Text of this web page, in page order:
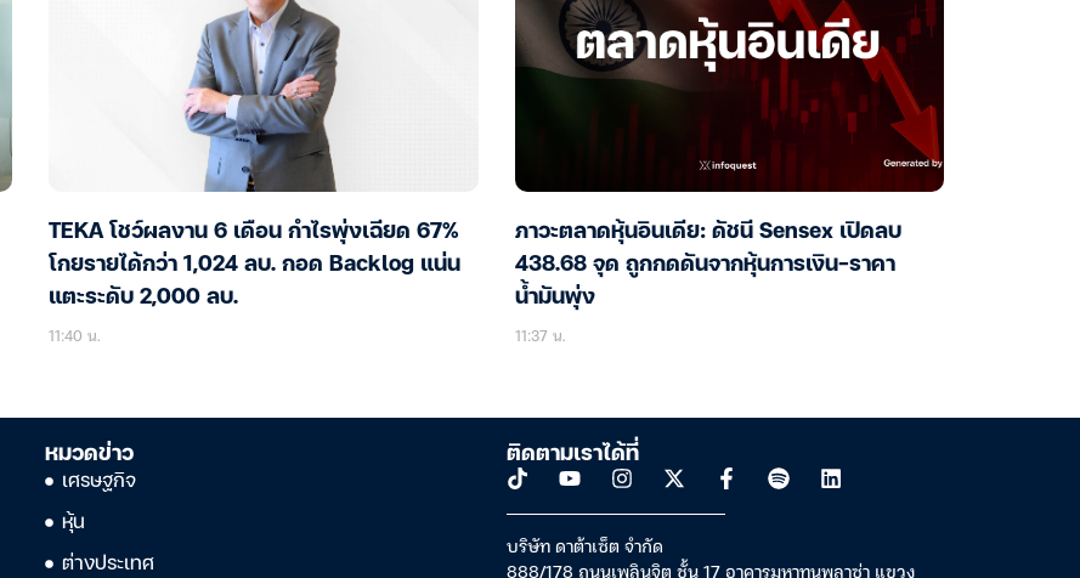
TEKA โชว์ผลงาน 6 เดือน กำไรพุ่งเฉียด 67%
โกยรายได้กว่า 1,024 ลบ. กอด Backlog แน่น
แตะระดับ 2,000 ลบ.
11:40 น.
ภาวะตลาดหุ้นอินเดีย: ดัชนี Sensex เปิดลบ
438.68 จุด ถูกกดดันจากหุ้นการเงิน-ราคา
น้ำมันพุ่ง
11:37 น.
หมวดข่าว
เศรษฐกิจ
หุ้น
ต่างประเทศ
ติดตามเราได้ที่
บริษัท ดาต้าเซ็ต จำกัด
888/178 ถนนเพลินจิต ชั้น 17 อาคารมหาทุนพลาซ่า แขวง